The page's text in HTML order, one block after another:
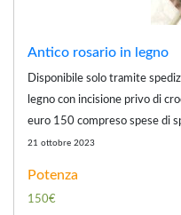
Antico rosario in legno
Disponibile solo tramite
legno con incisione privo di
euro 150 compreso spese di
21 ottobre 2023
Potenza
150€